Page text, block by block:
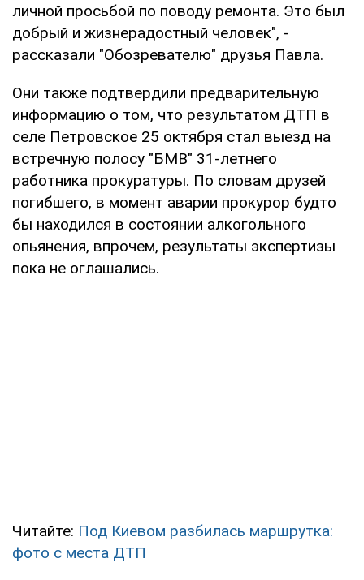
личной просьбой по поводу ремонта. Это был
добрый и жизнерадостный человек", -
рассказали "Обозревателю" друзья Павла.
Они также подтвердили предварительную
информацию о том, что результатом ДТП в
селе Петровское 25 октября стал выезд на
встречную полосу "БМВ" 31-летнего
работника прокуратуры. По словам друзей
погибшего, в момент аварии прокурор будто
бы находился в состоянии алкогольного
опьянения, впрочем, результаты экспертизы
пока не оглашались.
Читайте: Под Киевом разбилась маршрутка:
фото с места ДТП